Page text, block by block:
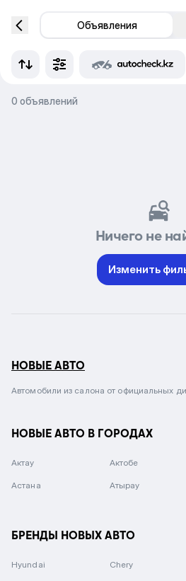
Объявления
0 объявлений
Ничего не
Изменить
НОВЫЕ АВТО
Автомобили из салона от официальных
НОВЫЕ АВТО В ГОРОДАХ
Актау Актобе
Астана Атырау
БРЕНДЫ НОВЫХ АВТО
Hyundai Chery